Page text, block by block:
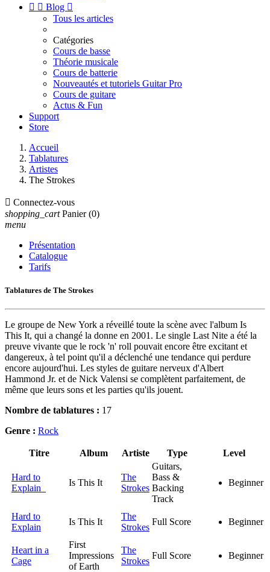
  Blog 
Tous les articles
Catégories
Cours de basse
Théorie musicale
Cours de batterie
Nouveautés et tutoriels Guitar Pro
Cours de guitare
Actus & Fun
Support
Store
Accueil
Tablatures
Artistes
The Strokes
 Connectez-vous
shopping_cart Panier (0)
menu
Présentation
Catalogue
Tarifs
Tablatures de The Strokes
Le groupe de New York a réveillé toute la scène avec l'album Is
This It, qui a changé la donne en 2001. Le single Last Nite a été la
preuve vivante que le rock 'n' roll pouvait encore être excitant et
dangereux, à tel point qu'il a déclenché une tendance qui perdure
encore aujourd'hui. Les styles de guitare nerveux d'Albert
Hammond Jr. et de Nick Valensi se complètent parfaitement, de
même que leurs sons et les parties qu'ils jouent.
Nombre de tablatures : 17
Genre : Rock
Titre Album Artiste Type Level
Hard to
Explain
Is This It
The
Strokes
Guitars,
Bass &
Backing
Track
Beginner
Hard to
Explain
Is This It
The
Strokes
Full Score Beginner
Heart in a
Cage
First
Impressions
of Earth
The
Strokes
Full Score Beginner